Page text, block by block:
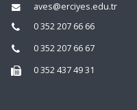
aves@erciyes.edu.tr
0 352 207 66 66
0 352 207 66 67
0 352 437 49 31